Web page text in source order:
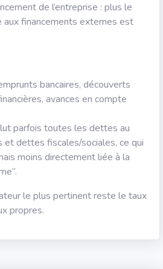
de l’entreprise : plus le
financements externes est
bancaires, découverts
avances en compte
parfois toutes les dettes au
et dettes fiscales/sociales, ce qui
moins directement liée à la
le plus pertinent reste le taux
propres.